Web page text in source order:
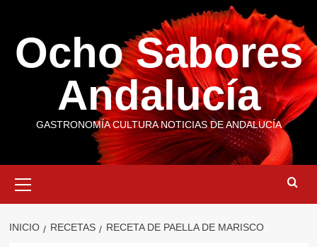
contenido
Ocho Sabores
Andalucía
GASTRONOMÍA CULTURA NOTICIAS DE ANDALUCÍA
primario
INICIO RECETAS RECETA DE PAELLA DE MARISCO